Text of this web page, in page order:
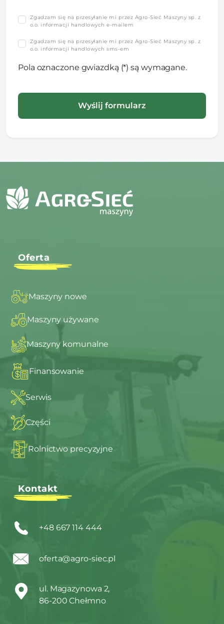
Zgadzam się na przesyłanie mi przez Agro-Sieć Maszyny sp. z
o.o. informacji handlowych e-mailem
Zgadzam się na przesyłanie mi przez Agro-Sieć Maszyny sp. z
o.o. informacji handlowych sms-em
Pola oznaczone gwiazdką (*) są wymagane.
Oferta
Maszyny nowe
Maszyny używane
Maszyny komunalne
Finansowanie
Serwis
Części
Rolnictwo precyzyjne
Kontakt
+48 667 114 444
oferta@agro-siec.pl
ul. Magazynowa 2,
86-200 Chełmno